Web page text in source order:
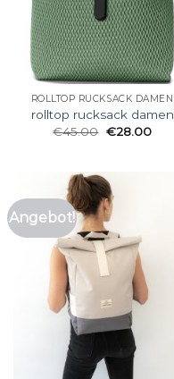
ROLLTOP RUCKSACK DAMEN
rolltop rucksack damen
€45.00 €28.00
Angebot!